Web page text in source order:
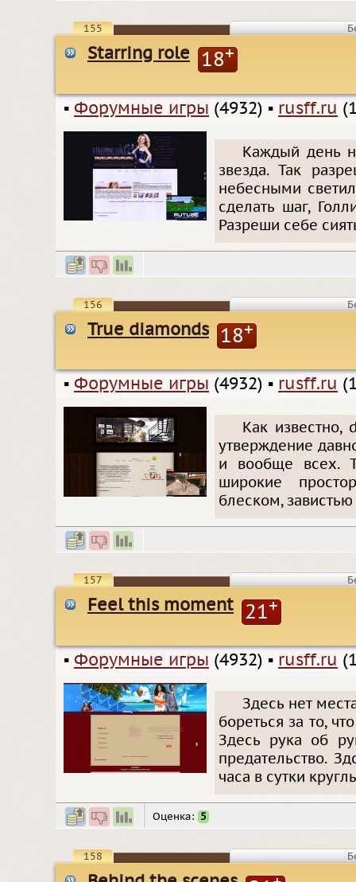
155
Starring role 18+
▪ Форумные игры (4932) ▪ rusff.ru
Каждый день
звезда. Так
небесными
сделать шаг,
Разреши себе
156
True diamonds 18+
▪ Форумные игры (4932) ▪ rusff.ru
Как
утверждение
и вообще всех.
широкие
блеском,
157
Feel this moment 21+
▪ Форумные игры (4932) ▪ rusff.ru
Здесь нет
бореться за то,
Здесь рука об
предательство.
часа в сутки
Оценка: 5
158